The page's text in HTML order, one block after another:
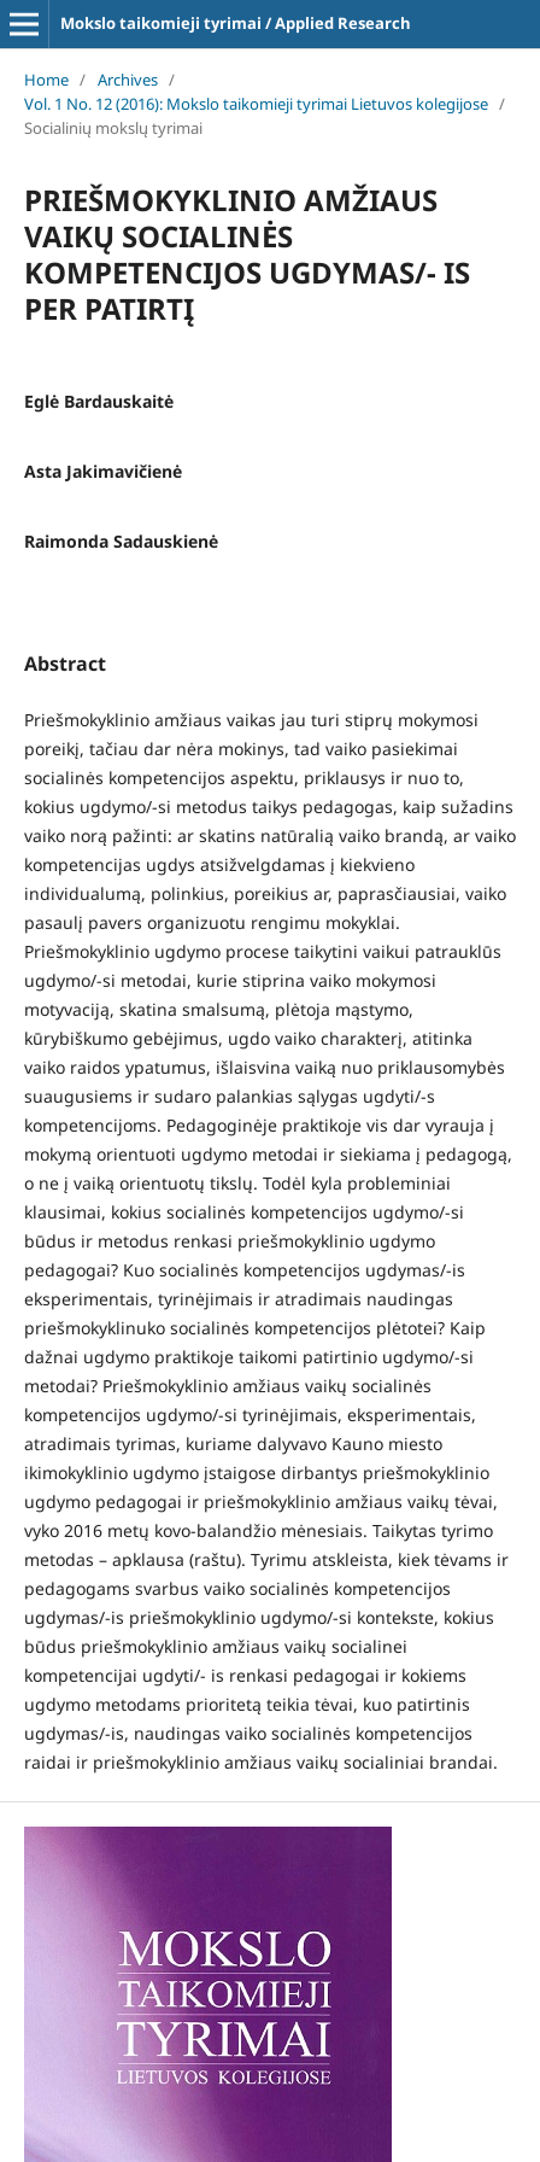
Mokslo taikomieji tyrimai / Applied Research
Home / Archives /
Vol. 1 No. 12 (2016): Mokslo taikomieji tyrimai Lietuvos kolegijose /
Socialinių mokslų tyrimai
PRIEŠMOKYKLINIO AMŽIAUS
VAIKŲ SOCIALINĖS
KOMPETENCIJOS UGDYMAS/- IS
PER PATIRTĮ
Eglė Bardauskaitė
Asta Jakimavičienė
Raimonda Sadauskienė
Abstract
Priešmokyklinio amžiaus vaikas jau turi stiprų mokymosi
poreikį, tačiau dar nėra mokinys, tad vaiko pasiekimai
socialinės kompetencijos aspektu, priklausys ir nuo to,
kokius ugdymo/-si metodus taikys pedagogas, kaip sužadins
vaiko norą pažinti: ar skatins natūralią vaiko brandą, ar vaiko
kompetencijas ugdys atsižvelgdamas į kiekvieno
individualumą, polinkius, poreikius ar, paprasčiausiai, vaiko
pasaulį pavers organizuotu rengimu mokyklai.
Priešmokyklinio ugdymo procese taikytini vaikui patrauklūs
ugdymo/-si metodai, kurie stiprina vaiko mokymosi
motyvaciją, skatina smalsumą, plėtoja mąstymo,
kūrybiškumo gebėjimus, ugdo vaiko charakterį, atitinka
vaiko raidos ypatumus, išlaisvina vaiką nuo priklausomybės
suaugusiems ir sudaro palankias sąlygas ugdyti/-s
kompetencijoms. Pedagoginėje praktikoje vis dar vyrauja į
mokymą orientuoti ugdymo metodai ir siekiama į pedagogą,
o ne į vaiką orientuotų tikslų. Todėl kyla probleminiai
klausimai, kokius socialinės kompetencijos ugdymo/-si
būdus ir metodus renkasi priešmokyklinio ugdymo
pedagogai? Kuo socialinės kompetencijos ugdymas/-is
eksperimentais, tyrinėjimais ir atradimais naudingas
priešmokyklinuko socialinės kompetencijos plėtotei? Kaip
dažnai ugdymo praktikoje taikomi patirtinio ugdymo/-si
metodai? Priešmokyklinio amžiaus vaikų socialinės
kompetencijos ugdymo/-si tyrinėjimais, eksperimentais,
atradimais tyrimas, kuriame dalyvavo Kauno miesto
ikimokyklinio ugdymo įstaigose dirbantys priešmokyklinio
ugdymo pedagogai ir priešmokyklinio amžiaus vaikų tėvai,
vyko 2016 metų kovo-balandžio mėnesiais. Taikytas tyrimo
metodas – apklausa (raštu). Tyrimu atskleista, kiek tėvams ir
pedagogams svarbus vaiko socialinės kompetencijos
ugdymas/-is priešmokyklinio ugdymo/-si kontekste, kokius
būdus priešmokyklinio amžiaus vaikų socialinei
kompetencijai ugdyti/- is renkasi pedagogai ir kokiems
ugdymo metodams prioritetą teikia tėvai, kuo patirtinis
ugdymas/-is, naudingas vaiko socialinės kompetencijos
raidai ir priešmokyklinio amžiaus vaikų socialiniai brandai.